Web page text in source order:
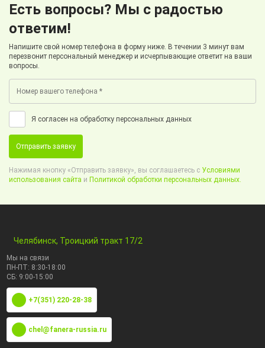
Есть вопросы? Мы с радостью
ответим!
Напишите свой номер телефона в форму ниже. В течении 3 минут вам
перезвонит персональный менеджер и исчерпывающие ответит на ваши
вопросы.
Я согласен на обработку персональных данных
Отправить заявку
Нажимая кнопку «Отправить заявку», вы соглашаетесь с Условиями
использования сайта и Политикой обработки персональных данных.
Челябинск, Троицкий тракт 17/2
Мы на связи
ПН-ПТ: 8:30-18:00
СБ: 9:00-15:00
+7(351) 220-28-38
chel@fanera-russia.ru